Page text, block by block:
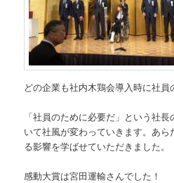
どの企業も社内木鶏会導入時に社員
「社員のために必要だ」という社
いて社風が変わっていきます。あら
る影響を学ばせていただきました。
感動大賞は宮田運輸さんでした！